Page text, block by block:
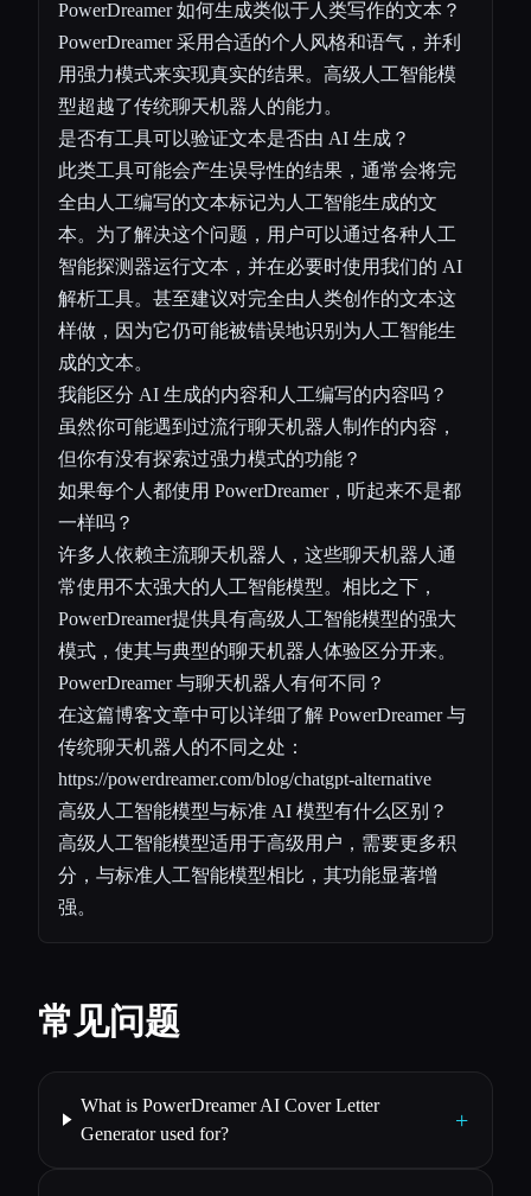
PowerDreamer 如何生成类似于人类写作的文本？
PowerDreamer 采用合适的个人风格和语气，并利
用强力模式来实现真实的结果。高级人工智能模
型超越了传统聊天机器人的能力。
是否有工具可以验证文本是否由 AI 生成？
此类工具可能会产生误导性的结果，通常会将完
全由人工编写的文本标记为人工智能生成的文
本。为了解决这个问题，用户可以通过各种人工
智能探测器运行文本，并在必要时使用我们的 AI
解析工具。甚至建议对完全由人类创作的文本这
样做，因为它仍可能被错误地识别为人工智能生
成的文本。
我能区分 AI 生成的内容和人工编写的内容吗？
虽然你可能遇到过流行聊天机器人制作的内容，
但你有没有探索过强力模式的功能？
如果每个人都使用 PowerDreamer，听起来不是都
一样吗？
许多人依赖主流聊天机器人，这些聊天机器人通
常使用不太强大的人工智能模型。相比之下，
PowerDreamer提供具有高级人工智能模型的强大
模式，使其与典型的聊天机器人体验区分开来。
PowerDreamer 与聊天机器人有何不同？
在这篇博客文章中可以详细了解 PowerDreamer 与
传统聊天机器人的不同之处：
https://powerdreamer.com/blog/chatgpt-alternative
高级人工智能模型与标准 AI 模型有什么区别？
高级人工智能模型适用于高级用户，需要更多积
分，与标准人工智能模型相比，其功能显著增
强。
常见问题
What is PowerDreamer AI Cover Letter
Generator used for?
+